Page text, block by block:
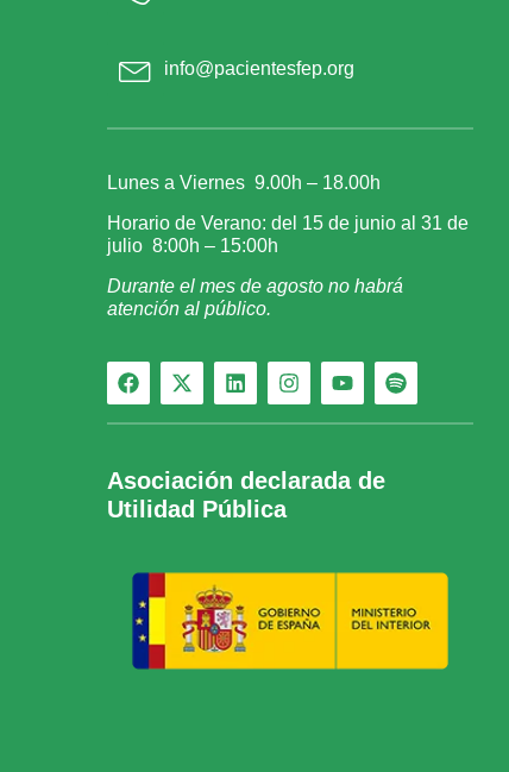
info@pacientesfep.org
Lunes a Viernes 9.00h – 18.00h
Horario de Verano: del 15 de junio al 31 de
julio 8:00h – 15:00h
Durante el mes de agosto no habrá
atención al público.
Asociación declarada de
Utilidad Pública